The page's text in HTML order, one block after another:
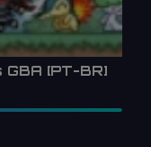
[PT-BR]